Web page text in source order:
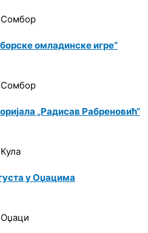
Сомбор
омладинске игре“
Сомбор
„Радисав Рабреновић“
Кула
у Оџацима
Оџаци